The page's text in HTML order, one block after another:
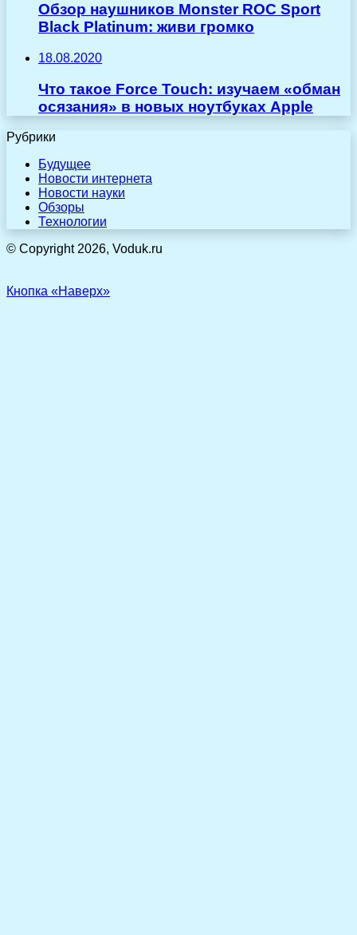
Обзор наушников Monster ROC Sport
Black Platinum: живи громко
18.08.2020
Что такое Force Touch: изучаем «обман
осязания» в новых ноутбуках Apple
Рубрики
Будущее
Новости интернета
Новости науки
Обзоры
Технологии
© Copyright 2026, Voduk.ru
Кнопка «Наверх»